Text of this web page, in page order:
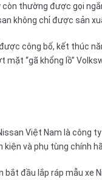
còn thường được gọi
không chỉ được sản
công bố, kết thúc
mặt “gã khổng lồ”
Việt Nam là công
kiện và phụ tùng chính
bắt đầu lắp ráp mẫu xe